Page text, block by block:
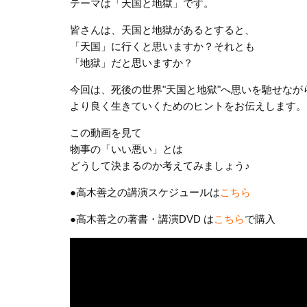
テーマは「天国と地獄」です。
皆さんは、天国と地獄があるとすると、
「天国」に行くと思いますか？それとも
「地獄」だと思いますか？
今回は、死後の世界"天国と地獄"へ思いを馳せなが
より良く生きていくためのヒントをお伝えします。
この動画を見て
物事の「いい悪い」とは
どうして決まるのか考えてみましょう♪
●高木善之の講演スケジュールはこちら
●高木善之の著書・講演DVD はこちらで購入